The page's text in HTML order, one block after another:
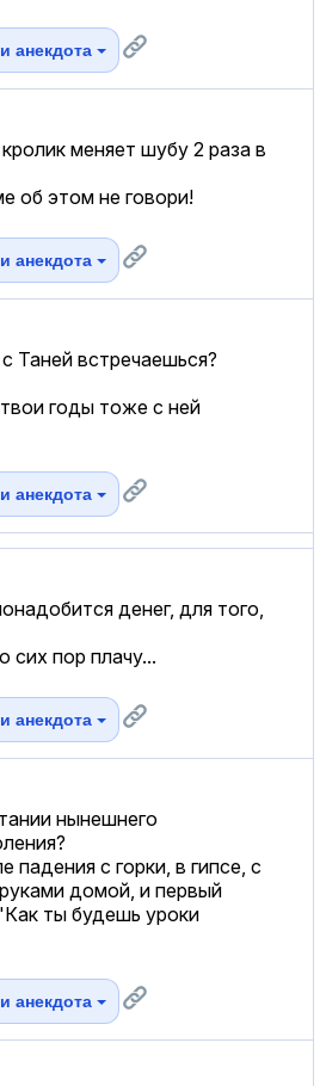
анекдота
меняет шубу 2 раза в
об этом не говори!
анекдота
Таней встречаешься?
годы тоже с ней
анекдота
денег, для того,
сих пор плачу...
анекдота
нынешнего
падения с горки, в гипсе, с
домой, и первый
ты будешь уроки
анекдота